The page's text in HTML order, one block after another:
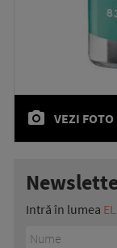
VEZI FOTO
Intră în lumea